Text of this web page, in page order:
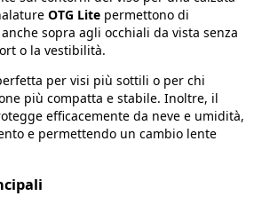
OTG Lite permettono di
sopra agli occhiali da vista senza
o la vestibilità.
per visi più sottili o per chi
più compatta e stabile. Inoltre, il
efficacemente da neve e umidità,
e permettendo un cambio lente